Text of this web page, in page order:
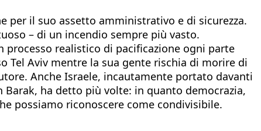
per il suo assetto amministrativo e di sicurezza.
– di un incendio sempre più vasto.
realistico di pacificazione ogni parte
Tel Aviv mentre la sua gente rischia di morire di
Anche Israele, incautamente portato davanti
Barak, ha detto più volte: in quanto democrazia,
possiamo riconoscere come condivisibile.